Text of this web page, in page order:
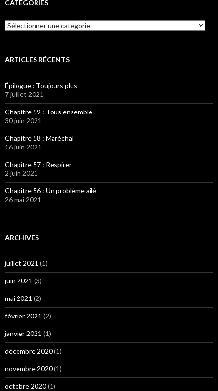
CATÉGORIES
Catégories
ARTICLES RÉCENTS
Épilogue : Toujours plus
7 juillet 2021
Chapitre 59 : Tous ensemble
30 juin 2021
Chapitre 58 : Maréchal
16 juin 2021
Chapitre 57 : Respirer
2 juin 2021
Chapitre 56 : Un problème ailé
26 mai 2021
ARCHIVES
juillet 2021 (1)
juin 2021 (3)
mai 2021 (2)
février 2021 (2)
janvier 2021 (1)
décembre 2020(1)
novembre 2020(1)
octobre 2020(1)